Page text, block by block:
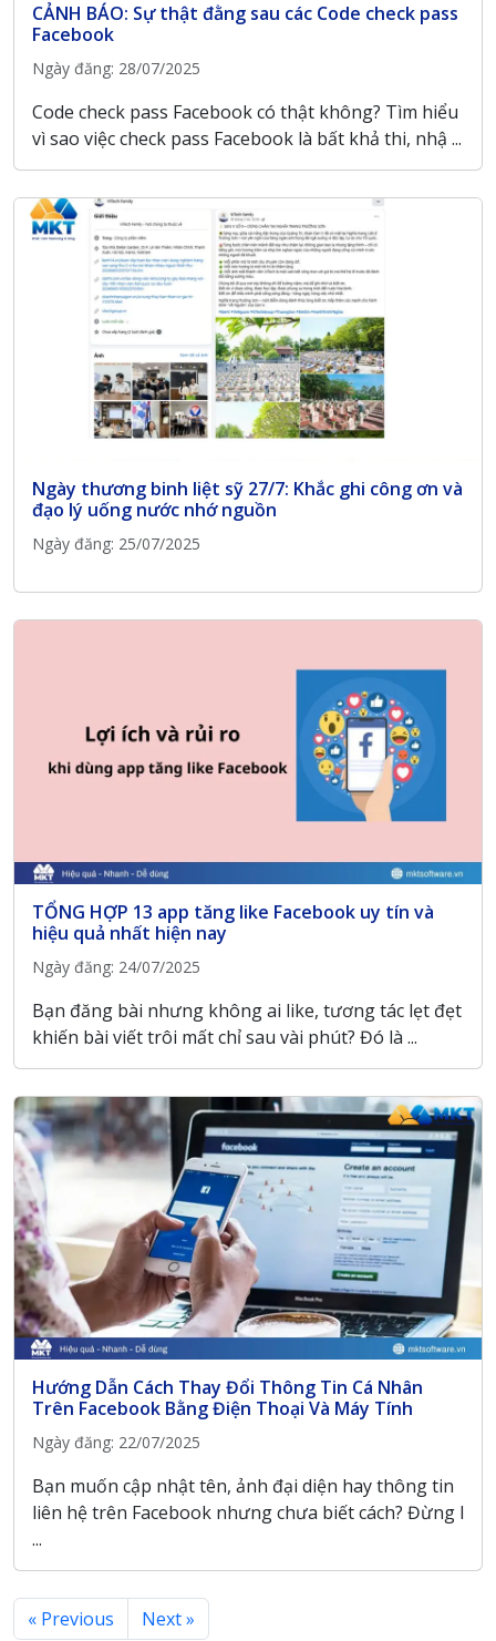
CẢNH BÁO: Sự thật đằng sau các Code check pass
Facebook
Ngày đăng: 28/07/2025
Code check pass Facebook có thật không? Tìm hiểu
vì sao việc check pass Facebook là bất khả thi, nhậ ...
Ngày thương binh liệt sỹ 27/7: Khắc ghi công ơn và
đạo lý uống nước nhớ nguồn
Ngày đăng: 25/07/2025
TỔNG HỢP 13 app tăng like Facebook uy tín và
hiệu quả nhất hiện nay
Ngày đăng: 24/07/2025
Bạn đăng bài nhưng không ai like, tương tác lẹt đẹt
khiến bài viết trôi mất chỉ sau vài phút? Đó là ...
Hướng Dẫn Cách Thay Đổi Thông Tin Cá Nhân
Trên Facebook Bằng Điện Thoại Và Máy Tính
Ngày đăng: 22/07/2025
Bạn muốn cập nhật tên, ảnh đại diện hay thông tin
liên hệ trên Facebook nhưng chưa biết cách? Đừng l
...
« Previous Next »